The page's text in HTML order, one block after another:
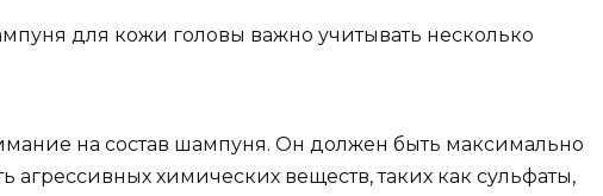
для кожи головы важно учитывать несколько
на состав шампуня. Он должен быть максимально
агрессивных химических веществ, таких как сульфаты,